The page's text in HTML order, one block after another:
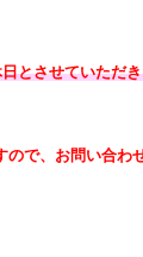
とさせていただ
ので、お問い合わ